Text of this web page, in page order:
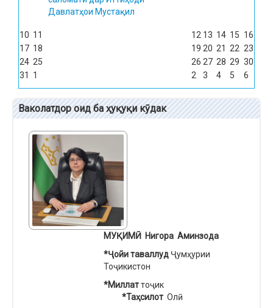
Давлатҳои Мустақил
10 11 12 13 14 15 16
17 18 19 20 21 22 23
24 25 26 27 28 29 30
31
1 2 3 4 5 6
Ваколатдор оид ба ҳуқуқи кӯдак
МУҚИМӢ Нигора Аминзода
*Ҷойи таваллуд Ҷумҳурии
Тоҷикистон
*Миллаттоҷик
*ТаҳсилотОлӣ